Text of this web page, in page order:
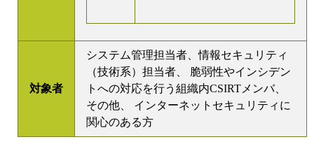
対象者
システム管理担当者、情報セキュリティ
（技術系）担当者、 脆弱性やインシデン
トへの対応を行う組織内CSIRTメンバ、
その他、 インターネットセキュリティに
関心のある方